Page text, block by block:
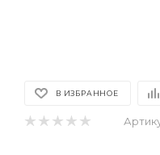
В ИЗБРАННОЕ